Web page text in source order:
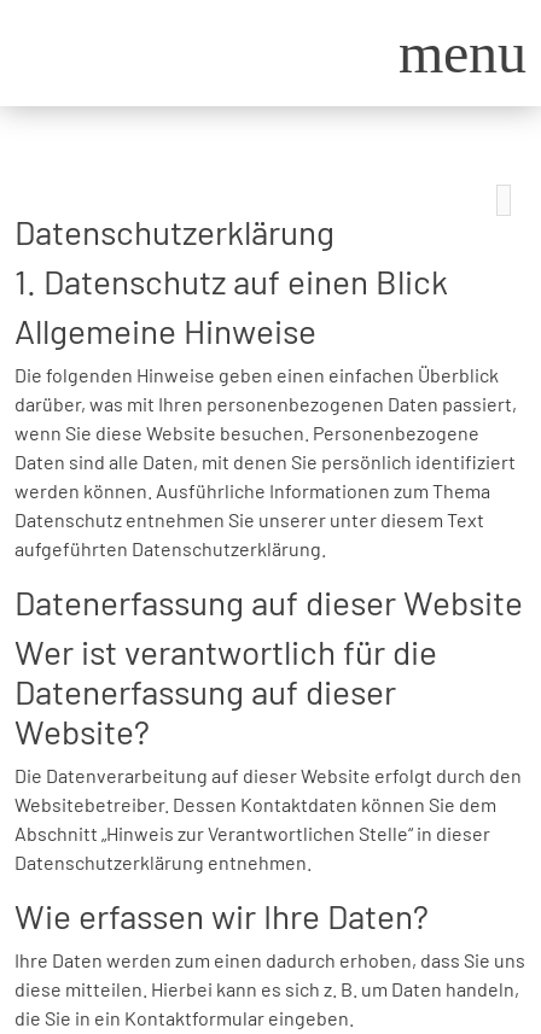
menu
Datenschutz­erklärung
1. Datenschutz auf einen Blick
Allgemeine Hinweise
Die folgenden Hinweise geben einen einfachen Überblick
darüber, was mit Ihren personenbezogenen Daten passiert,
wenn Sie diese Website besuchen. Personenbezogene
Daten sind alle Daten, mit denen Sie persönlich identifiziert
werden können. Ausführliche Informationen zum Thema
Datenschutz entnehmen Sie unserer unter diesem Text
aufgeführten Datenschutzerklärung.
Datenerfassung auf dieser Website
Wer ist verantwortlich für die
Datenerfassung auf dieser
Website?
Die Datenverarbeitung auf dieser Website erfolgt durch den
Websitebetreiber. Dessen Kontaktdaten können Sie dem
Abschnitt „Hinweis zur Verantwortlichen Stelle“ in dieser
Datenschutzerklärung entnehmen.
Wie erfassen wir Ihre Daten?
Ihre Daten werden zum einen dadurch erhoben, dass Sie uns
diese mitteilen. Hierbei kann es sich z. B. um Daten handeln,
die Sie in ein Kontaktformular eingeben.